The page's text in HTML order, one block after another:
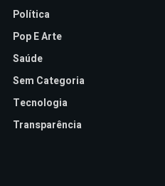
Política
Pop E Arte
Saúde
Sem Categoria
Tecnologia
Transparência